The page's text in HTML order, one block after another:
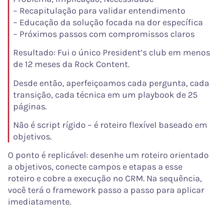
– Recapitulação para validar entendimento
– Educação da solução focada na dor específica
– Próximos passos com compromissos claros
Resultado: Fui o único President’s club em menos
de 12 meses da Rock Content.
Desde então, aperfeiçoamos cada pergunta, cada
transição, cada técnica em um playbook de 25
páginas.
Não é script rígido – é roteiro flexível baseado em
objetivos.
O ponto é replicável: desenhe um roteiro orientado
a objetivos, conecte campos e etapas a esse
roteiro e cobre a execução no CRM. Na sequência,
você terá o framework passo a passo para aplicar
imediatamente.